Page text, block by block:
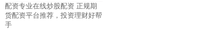
配资专业在线炒股配资 正规期
货配资平台推荐，投资理财好帮
手